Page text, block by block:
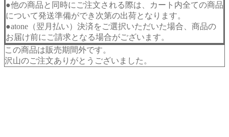
●他の商品と同時にご注文される際は、カート内全ての商品
について発送準備ができ次第の出荷となります。
●atone（翌月払い）決済をご選択いただいた場合、商品の
お届け前にご請求となる場合がございます。
この商品は販売期間外です。
沢山のご注文ありがとうございました。